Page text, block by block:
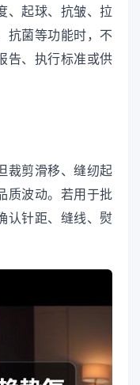
、起球、抗皱、拉
抗菌等功能时，不
告、执行标准或供
裁剪滑移、缝纫起
质波动。若用于批
认针距、缝线、熨